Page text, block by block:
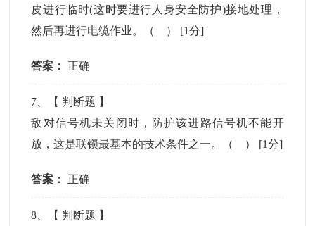
皮进行临时(这时要进行人身安全防护)接地处理，
然后再进行电缆作业。（ ） [1分]
答案： 正确
7 、【 判断题 】
敌对信号机未关闭时，防护该进路信号机不能开
放，这是联锁最基本的技术条件之一。（ ） [1分]
答案： 正确
8 、【 判断题 】